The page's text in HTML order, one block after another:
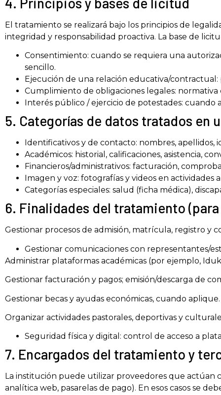
El tratamiento se realizará bajo los principios de
integridad y responsabilidad proactiva. La base de
Consentimiento: cuando se requiera una
sencillo.
Ejecución de una relación educativa/contractual:
Cumplimiento de obligaciones legales:
Interés público / ejercicio de potestades:
5. Categorías de datos tratados en
Identificativos y de contacto: nombres,
Académicos: historial, calificaciones, asistencia,
Financieros/administrativos: facturación,
Imagen y voz: fotografías y videos en
Categorías especiales: salud (ficha médica),
6. Finalidades del tratamiento
Gestionar procesos de admisión, matrícula, registro y
Gestionar comunicaciones con representantes/
Administrar plataformas académicas (por ejemplo,
Gestionar facturación y pagos; emisión/descarga de
Gestionar becas y ayudas económicas, cuando aplique.
Organizar actividades pastorales, deportivas y
Seguridad física y digital: control de acceso a
7. Encargados del tratamiento y
La institución puede utilizar proveedores que actúan
analítica web, pasarelas de pago). En esos casos se